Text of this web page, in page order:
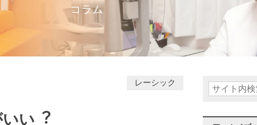
コラム
レーシック
い︖